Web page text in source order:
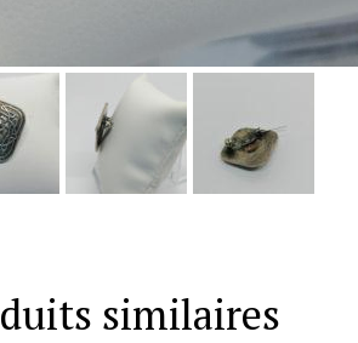
similaires